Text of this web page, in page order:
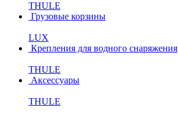
THULE
Грузовые корзины
LUX
Крепления для водного снаряжения
THULE
Аксессуары
THULE